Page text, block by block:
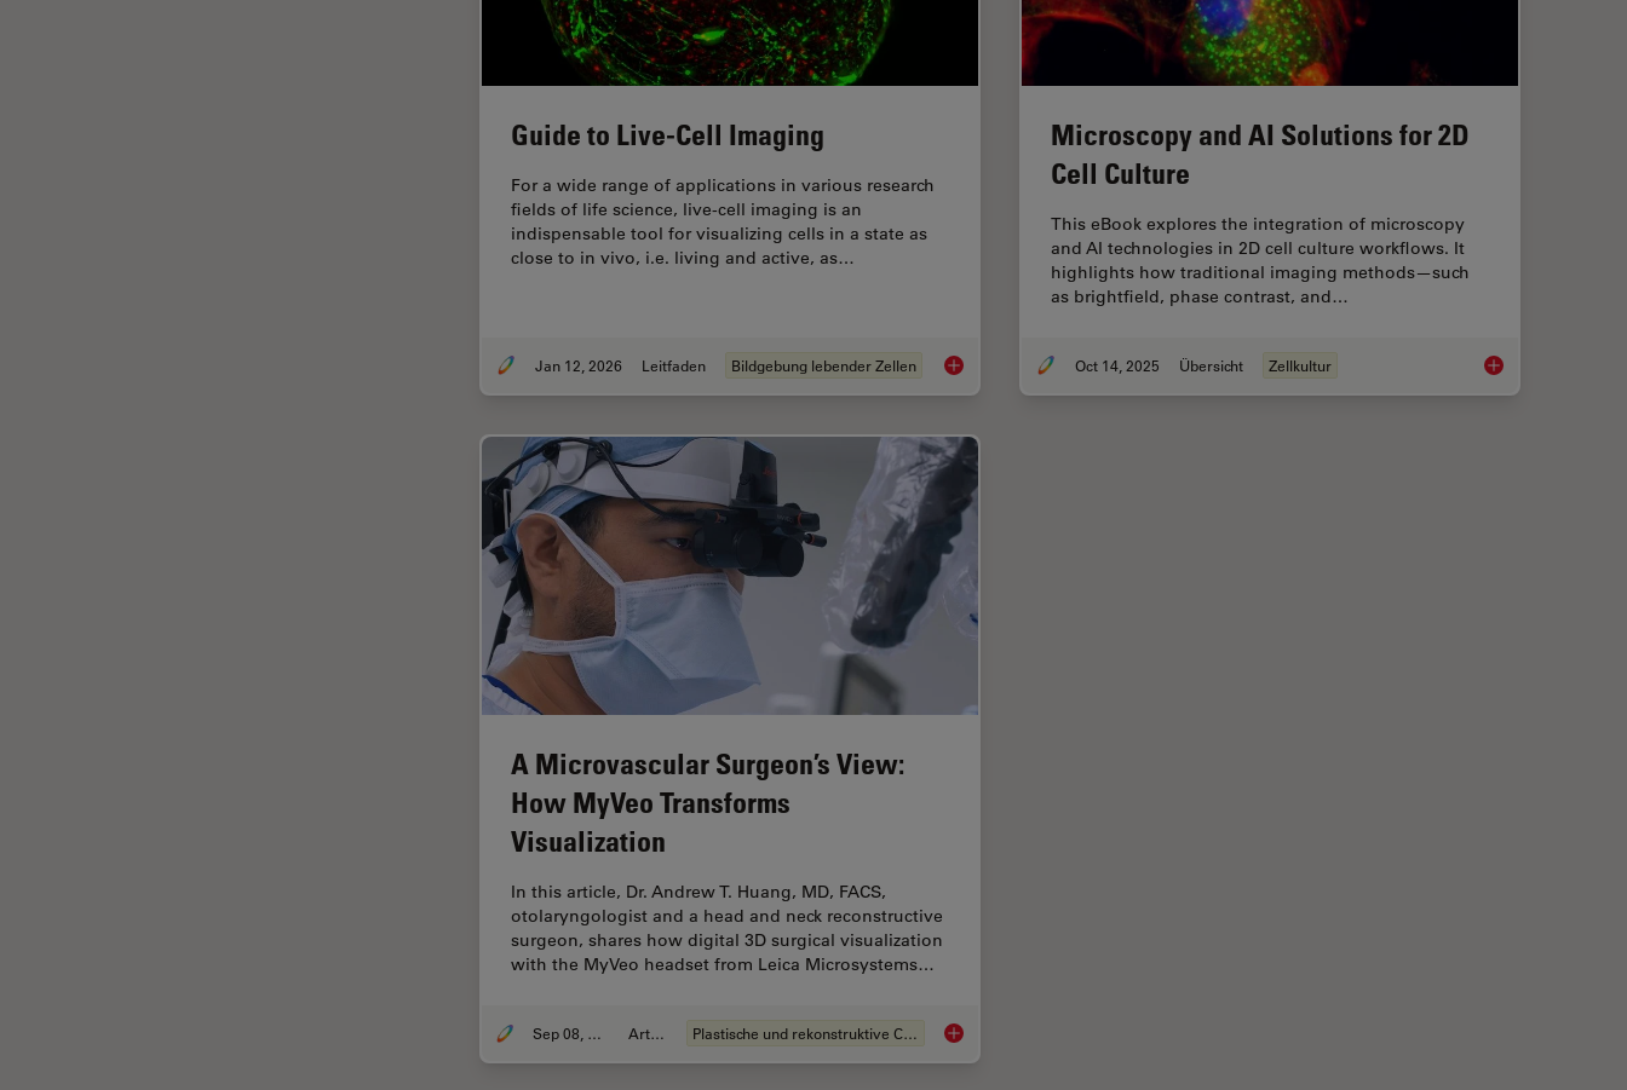
Guide to Live-Cell Imaging
For a wide range of applications in various research
fields of life science, live-cell imaging is an
indispensable tool for visualizing cells in a state as
close to in vivo, i.e. living and active, as…
Jan 12, 2026 Leitfaden Bildgebung lebender Zellen Guide to Live-Cell Imaging
Microscopy and AI Solutions for 2D
Cell Culture
This eBook explores the integration of microscopy
and AI technologies in 2D cell culture workflows. It
highlights how traditional imaging methods—such
as brightfield, phase contrast, and…
Oct 14, 2025 Übersicht Zellkultur Microscopy and AI
A Microvascular Surgeon’s View:
How MyVeo Transforms
Visualization
In this article, Dr. Andrew T. Huang, MD, FACS,
otolaryngologist and a head and neck reconstructive
surgeon, shares how digital 3D surgical visualization
with the MyVeo headset from Leica Microsystems…
Sep 08, 2025 Artikel Plastische und rekonstruktive Chirurgie A Microvascular Surgeon’s View: How MyVeo Transforms Visualization